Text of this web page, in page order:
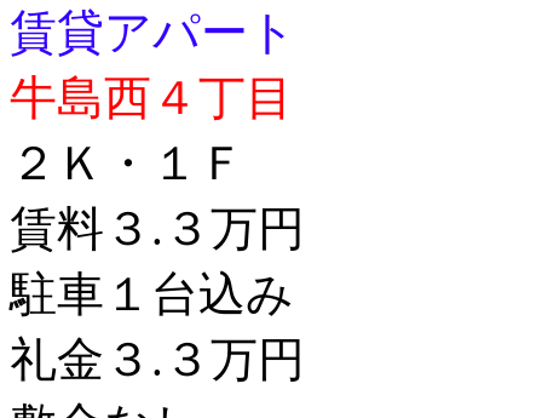
賃貸アパート
牛島西４丁目
２Ｋ・１Ｆ
賃料３.３万円
駐車１台込み
礼金３.３万円